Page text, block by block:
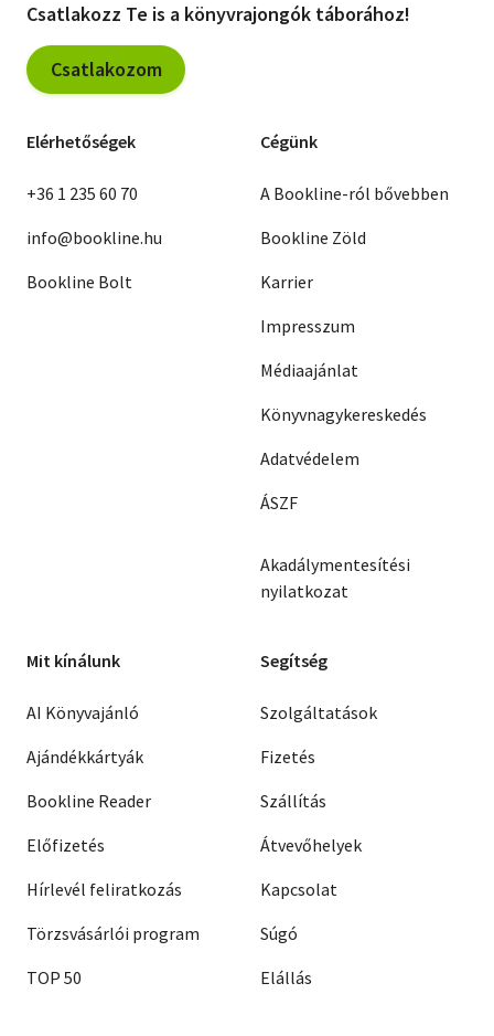
Csatlakozz Te is a könyvrajongók táborához!
Csatlakozom
Elérhetőségek
+36 1 235 60 70
info@bookline.hu
Bookline Bolt
Cégünk
A Bookline-ról bővebben
Bookline Zöld
Karrier
Impresszum
Médiaajánlat
Könyvnagykereskedés
Adatvédelem
ÁSZF
Akadálymentesítési
nyilatkozat
Mit kínálunk
AI Könyvajánló
Ajándékkártyák
Bookline Reader
Előfizetés
Hírlevél feliratkozás
Törzsvásárlói program
TOP 50
Segítség
Szolgáltatások
Fizetés
Szállítás
Átvevőhelyek
Kapcsolat
Súgó
Elállás